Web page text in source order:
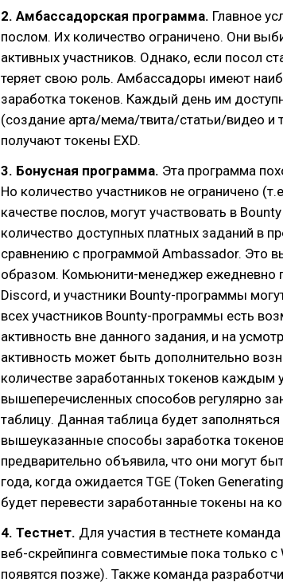
2. Амбассадорская программа. Главное
послом. Их количество ограничено. Они
активных участников. Однако, если посол
теряет свою роль. Амбассадоры имеют
заработка токенов. Каждый день им
(создание арта/мема/твита/статьи/видео и
получают токены EXD.
3. Бонусная программа. Эта программа
Но количество участников не ограничено
качестве послов, могут участвовать в
количество доступных платных заданий в
сравнению с программой Ambassador. Это
образом. Комьюнити-менеджер ежедневно
Discord, и участники Bounty-программы
всех участников Bounty-программы есть
активность вне данного задания, и на
активность может быть дополнительно
количестве заработанных токенов
вышеперечисленных способов регулярно
таблицу. Данная таблица будет
вышеуказанные способы заработка
предварительно объявила, что они могут
года, когда ожидается TGE (Token
будет перевести заработанные токены на
4. Тестнет. Для участия в тестнете
веб-скрейпинга совместимые пока только
появятся позже). Также команда